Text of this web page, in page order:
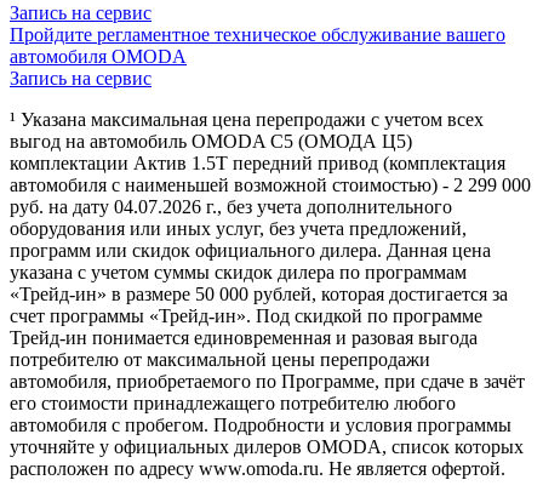
Запись на сервис
Пройдите регламентное техническое обслуживание вашего
автомобиля OMODA
Запись на сервис
¹ Указана максимальная цена перепродажи с учетом всех
выгод на автомобиль OMODA C5 (ОМОДА Ц5)
комплектации Актив 1.5Т передний привод (комплектация
автомобиля с наименьшей возможной стоимостью) - 2 299 000
руб. на дату 04.07.2026 г., без учета дополнительного
оборудования или иных услуг, без учета предложений,
программ или скидок официального дилера. Данная цена
указана с учетом суммы скидок дилера по программам
«Трейд-ин» в размере 50 000 рублей, которая достигается за
счет программы «Трейд-ин». Под скидкой по программе
Трейд-ин понимается единовременная и разовая выгода
потребителю от максимальной цены перепродажи
автомобиля, приобретаемого по Программе, при сдаче в зачёт
его стоимости принадлежащего потребителю любого
автомобиля с пробегом. Подробности и условия программы
уточняйте у официальных дилеров OMODA, список которых
расположен по адресу www.omoda.ru. Не является офертой.